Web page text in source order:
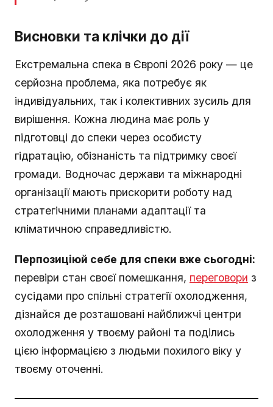
Висновки та клічки до дії
Екстремальна спека в Європі 2026 року — це
серйозна проблема, яка потребує як
індивідуальних, так і колективних зусиль для
вирішення. Кожна людина має роль у
підготовці до спеки через особисту
гідратацію, обізнаність та підтримку своєї
громади. Водночас держави та міжнародні
організації мають прискорити роботу над
стратегічними планами адаптації та
кліматичною справедливістю.
Перпозиціюй себе для спеки вже сьогодні:
перевіри стан своєї помешкання, переговори з
сусідами про спільні стратегії охолодження,
дізнайся де розташовані найближчі центри
охолодження у твоєму районі та поділись
цією інформацією з людьми похилого віку у
твоєму оточенні.